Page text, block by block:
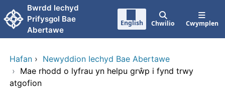
Neidio i'r prif gynnwy
Bwrdd lechyd
Prifysgol Bae
Abertawe
English Chwilio Cwymplen
Hafan › Newyddion Iechyd Bae Abertawe
› Mae rhodd o lyfrau yn helpu grŵp i fynd trwy
atgofion